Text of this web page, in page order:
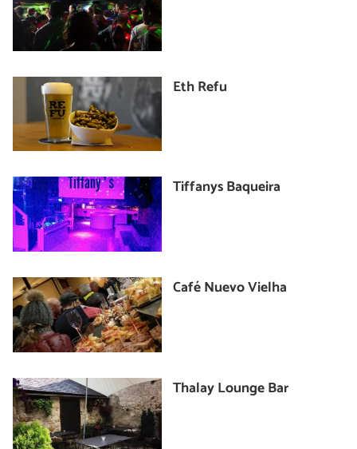
Eth Refu
Tiffanys Baqueira
Café Nuevo Vielha
Thalay Lounge Bar